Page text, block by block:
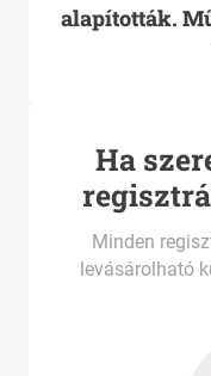
alapították.
Ha
Minden
levásárolható